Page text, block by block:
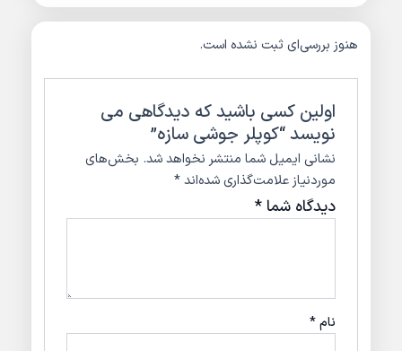
هنوز بررسی‌ای ثبت نشده است.
اولین کسی باشید که دیدگاهی می
نویسد “کوپلر جوشی سازه”
نشانی ایمیل شما منتشر نخواهد شد. بخش‌های
موردنیاز علامت‌گذاری شده‌اند*
دیدگاه شما*
نام*